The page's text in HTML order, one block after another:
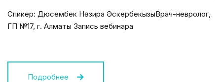
Спикер: Дюсембек Нәзира ӘскербекқызыВрач-невролог,
ГП №17, г. Алматы Запись вебинара
Подробнее